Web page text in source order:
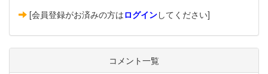
[会員登録がお済みの方はログインしてください]
コメント一覧